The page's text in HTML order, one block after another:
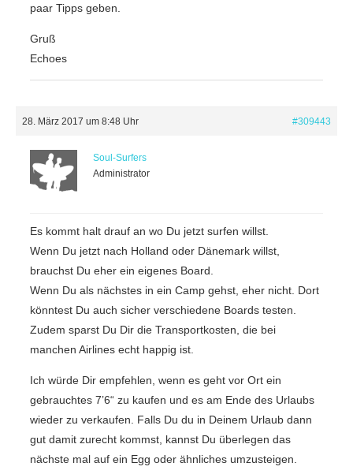
paar Tipps geben.
Gruß
Echoes
28. März 2017 um 8:48 Uhr #309443
Soul-Surfers
Administrator
Es kommt halt drauf an wo Du jetzt surfen willst.
Wenn Du jetzt nach Holland oder Dänemark willst,
brauchst Du eher ein eigenes Board.
Wenn Du als nächstes in ein Camp gehst, eher nicht. Dort
könntest Du auch sicher verschiedene Boards testen.
Zudem sparst Du Dir die Transportkosten, die bei
manchen Airlines echt happig ist.
Ich würde Dir empfehlen, wenn es geht vor Ort ein
gebrauchtes 7’6“ zu kaufen und es am Ende des Urlaubs
wieder zu verkaufen. Falls Du du in Deinem Urlaub dann
gut damit zurecht kommst, kannst Du überlegen das
nächste mal auf ein Egg oder ähnliches umzusteigen.